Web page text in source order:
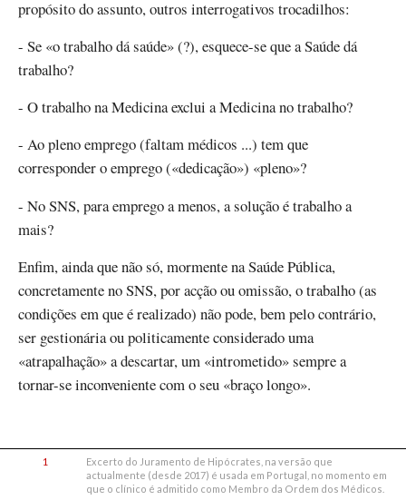
propósito do assunto, outros interrogativos trocadilhos:
- Se «o trabalho dá saúde» (?), esquece-se que a Saúde dá
trabalho?
- O trabalho na Medicina exclui a Medicina no trabalho?
- Ao pleno emprego (faltam médicos ...) tem que
corresponder o emprego («dedicação») «pleno»?
- No SNS, para emprego a menos, a solução é trabalho a
mais?
Enfim, ainda que não só, mormente na Saúde Pública,
concretamente no SNS, por acção ou omissão, o trabalho (as
condições em que é realizado) não pode, bem pelo contrário,
ser gestionária ou politicamente considerado uma
«atrapalhação» a descartar, um «intrometido» sempre a
tornar-se inconveniente com o seu «braço longo».
1
Excerto do Juramento de Hipócrates, na versão que
actualmente (desde 2017) é usada em Portugal, no momento em
que o clínico é admitido como Membro da Ordem dos Médicos.